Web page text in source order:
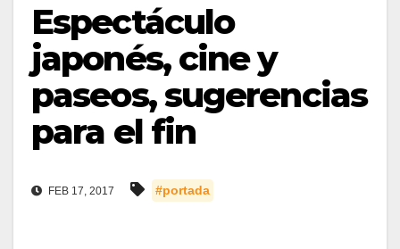
Espectáculo
japonés, cine y
paseos, sugerencias
para el fin
FEB 17, 2017 #portada